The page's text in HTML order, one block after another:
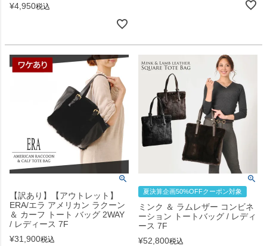
¥4,950税込
【訳あり】【アウトレット】
ERA/エラ アメリカン ラクーン
＆ カーフ トート バッグ 2WAY
/ レディース 7F
¥31,900税込
夏決算企画50%OFFクーポン対象
ミンク ＆ ラムレザー コンビネ
ーション トートバッグ / レディ
ース 7F
¥52,800税込